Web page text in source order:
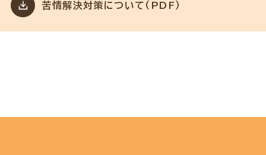
苦情解決対策について（PDF）